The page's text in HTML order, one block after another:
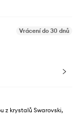
Vrácení do 30 dnů
z krystalů Swarovski,